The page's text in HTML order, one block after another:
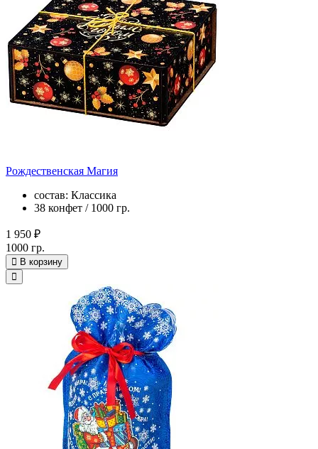
Рождественская Магия
состав: Классика
38 конфет / 1000 гр.
1 950 ₽
1000 гр.
В корзину